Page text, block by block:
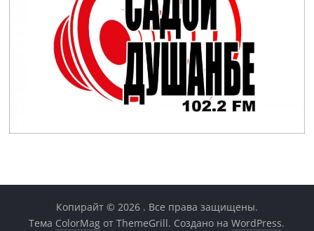
Копирайт © 2026 . Все права защищены.
Тема ColorMag от ThemeGrill. Создано наWordPress.